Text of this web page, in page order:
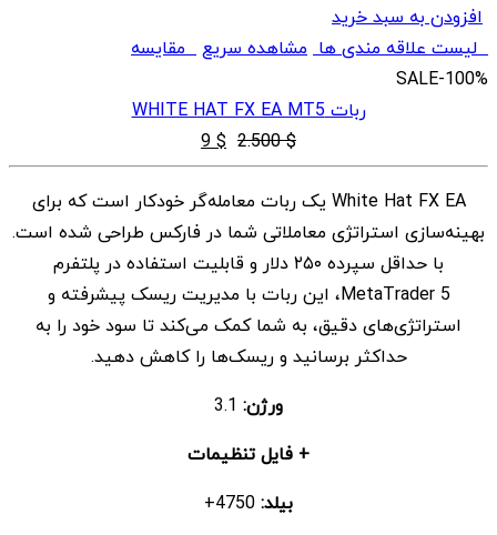
افزودن به سبد خرید
لیست علاقه مندی ها مشاهده سریعمقایسه
SALE-100%
ربات WHITE HAT FX EA MT5
$
2.500
قیمت
اصلی
$ 2.500
بود.
$
9 قیمت
فعلی
$ 9
است.
White Hat FX EA یک ربات معامله‌گر خودکار است که برای
بهینه‌سازی استراتژی معاملاتی شما در فارکس طراحی شده است.
با حداقل سپرده ۲۵۰ دلار و قابلیت استفاده در پلتفرم
MetaTrader 5، این ربات با مدیریت ریسک پیشرفته و
استراتژی‌های دقیق، به شما کمک می‌کند تا سود خود را به
حداکثر برسانید و ریسک‌ها را کاهش دهید.
ورژن:
+ فایل تنظیمات
بیلد: